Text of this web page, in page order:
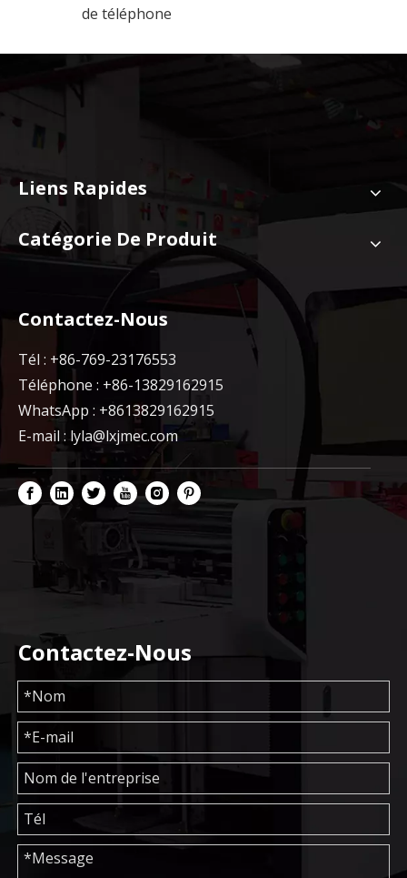
de téléphone
Liens Rapides
Catégorie De Produit
Contactez-Nous
Tél : +86-769-23176553
Téléphone : +86-13829162915
WhatsApp : +8613829162915
E-mail : lyla@lxjmec.com
Contactez-Nous